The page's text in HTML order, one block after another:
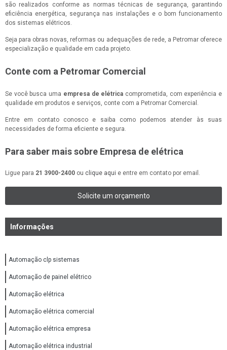
são realizados conforme as normas técnicas de segurança, garantindo
eficiência energética, segurança nas instalações e o bom funcionamento
dos sistemas elétricos.
Seja para obras novas, reformas ou adequações de rede, a Petromar oferece
especialização e qualidade em cada projeto.
Conte com a Petromar Comercial
Se você busca uma empresa de elétrica comprometida, com experiência e
qualidade em produtos e serviços, conte com a Petromar Comercial.
Entre em contato conosco e saiba como podemos atender às suas
necessidades de forma eficiente e segura.
Para saber mais sobre Empresa de elétrica
Ligue para 21 3900-2400 ou clique aqui e entre em contato por email.
Solicite um orçamento
Informações
Automação clp sistemas
Automação de painel elétrico
Automação elétrica
Automação elétrica comercial
Automação elétrica empresa
Automação elétrica industrial